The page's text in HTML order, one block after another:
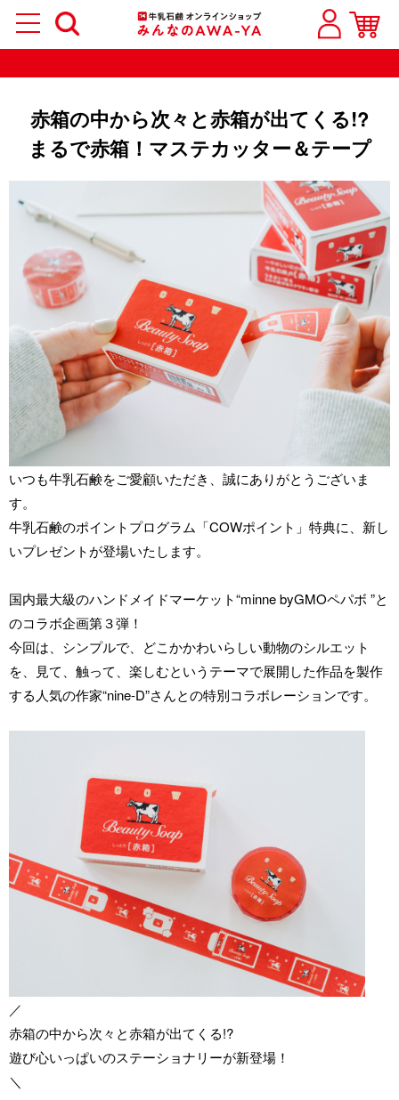
赤箱の中から次々と赤箱が出てくる!?
まるで赤箱！マステカッター＆テープ
いつも牛乳石鹸をご愛顧いただき、誠にありがとうございま
す。
牛乳石鹸のポイントプログラム「COWポイント」特典に、新し
いプレゼントが登場いたします。
国内最大級のハンドメイドマーケット“minne byGMOペパボ ”と
のコラボ企画第３弾！
今回は、シンプルで、どこかかわいらしい動物のシルエット
を、見て、触って、楽しむというテーマで展開した作品を製作
する人気の作家“nine-D”さんとの特別コラボレーションです。
／
赤箱の中から次々と赤箱が出てくる!?
遊び心いっぱいのステーショナリーが新登場！
＼